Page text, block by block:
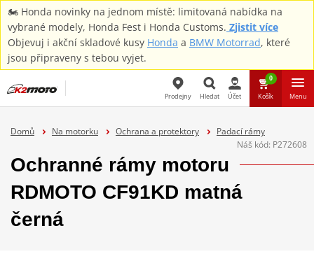
🏍️ Honda novinky na jednom místě: limitovaná nabídka na
vybrané modely, Honda Fest i Honda Customs. Zjistit více
Objevuj i akční skladové kusy Honda a BMW Motorrad, které
jsou připraveny s tebou vyjet.
Hledat
Prodejny Hledat Účet
0
Košík Menu
Domů Na motorku Ochrana a protektory
Padací rámy
Náš kód: P272608
Ochranné rámy motoru
RDMOTO CF91KD matná
černá